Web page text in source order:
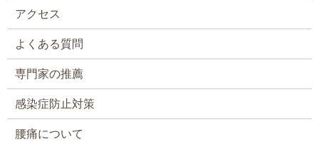
アクセス
よくある質問
専門家の推薦
感染症防止対策
腰痛について